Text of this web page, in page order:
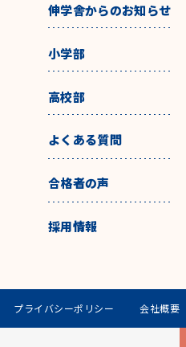
伸学舎からのお知らせ
小学部
高校部
よくある質問
合格者の声
採用情報
プライバシーポリシー 会社概要